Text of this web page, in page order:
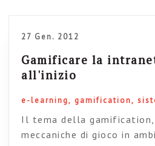
27 Gen. 2012
Gamificare la
all'inizio
e-learning gamification
Il tema della gamification,
meccaniche di gioco in